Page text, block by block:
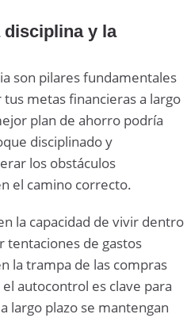
disciplina y la
son pilares fundamentales
tus metas financieras a largo
plan de ahorro podría
disciplinado y
los obstáculos
el camino correcto.
la capacidad de vivir dentro
tentaciones de gastos
la trampa de las compras
autocontrol es clave para
largo plazo se mantengan